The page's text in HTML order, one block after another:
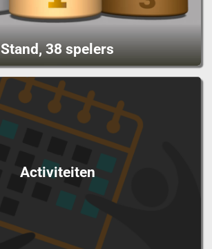
Stand, 38 spelers
Activiteiten